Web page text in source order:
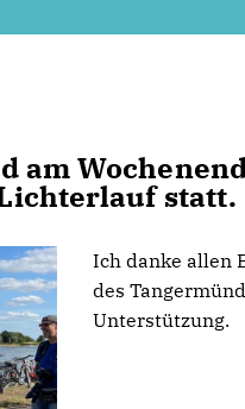
am
statt.
Ich danke allen
des
Unterstützung.